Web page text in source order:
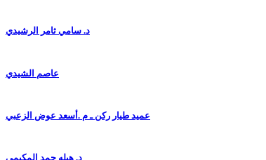
د. سامي ثامر الرشيدي
عاصم الشيدي
عميد طيار ركن ـ م .أسعد عوض الزعبي
د. هيله حمد المكيمي